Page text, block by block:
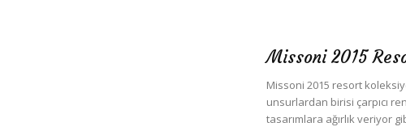
Missoni 2015
Missoni 2015 resort
unsurlardan birisi çarpıcı
tasarımlara ağırlık veriyor